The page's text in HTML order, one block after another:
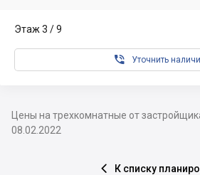
Этаж 3 / 9
 Уточнить
Цены на трехкомнатные от
08.02.2022
 К списку